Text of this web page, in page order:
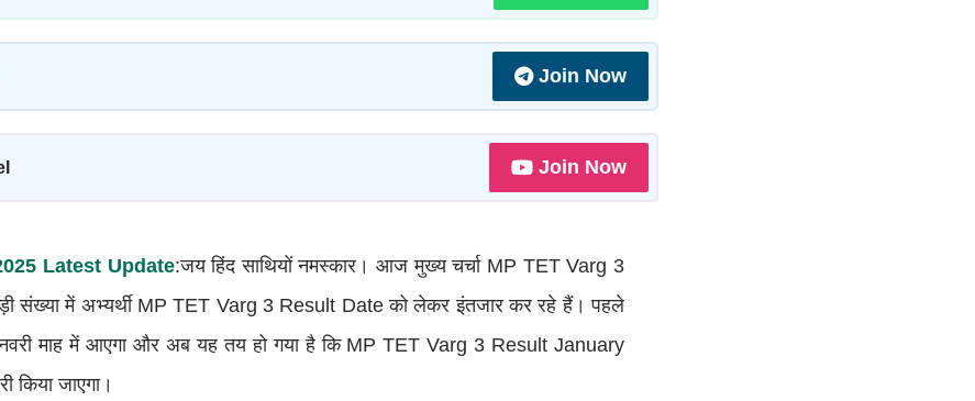
Join Now
Join Now
Latest Update:जय हिंद साथियों नमस्कार। आज मुख्य चर्चा MP TET Varg 3
संख्या में अभ्यर्थी MP TET Varg 3 Result Date को लेकर इंतजार कर रहे हैं। पहले
माह में आएगा और अब यह तय हो गया है कि MP TET Varg 3 Result January
किया जाएगा।